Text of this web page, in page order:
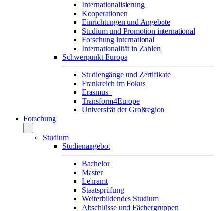
Internationalisierung
Kooperationen
Einrichtungen und Angebote
Studium und Promotion international
Forschung international
Internationalität in Zahlen
Schwerpunkt Europa
Studiengänge und Zertifikate
Frankreich im Fokus
Erasmus+
Transform4Europe
Universität der Großregion
Forschung
Studium
Studienangebot
Bachelor
Master
Lehramt
Staatsprüfung
Weiterbildendes Studium
Abschlüsse und Fächergruppen